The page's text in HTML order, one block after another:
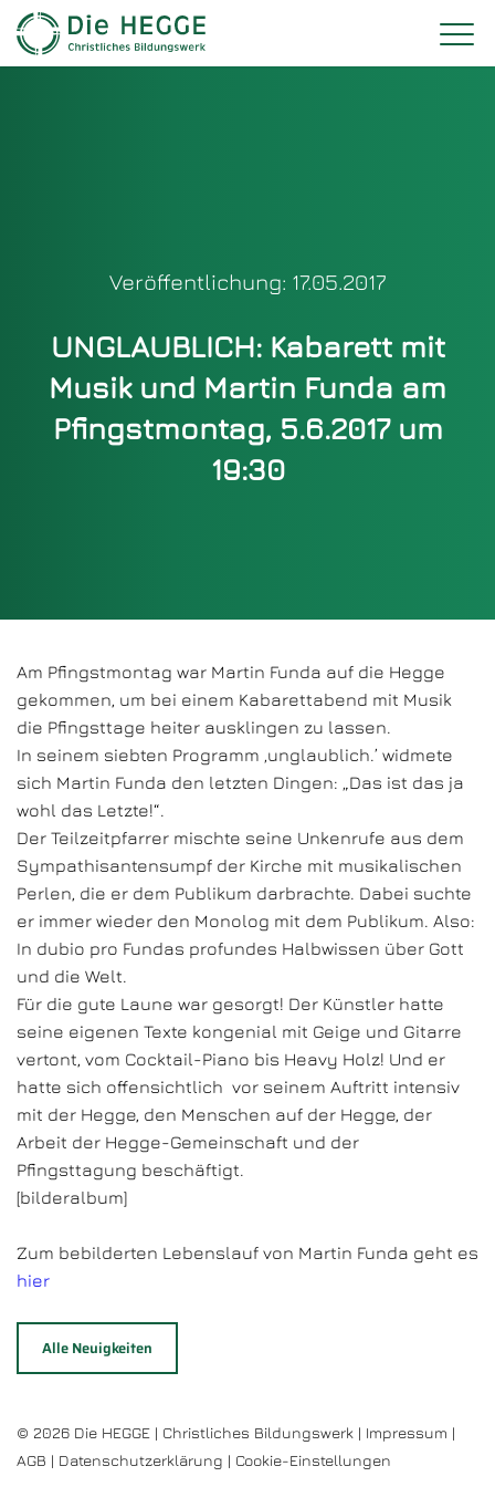
Veröffentlichung: 17.05.2017
UNGLAUBLICH: Kabarett mit
Musik und Martin Funda am
Pfingstmontag, 5.6.2017 um
19:30
Am Pfingstmontag war Martin Funda auf die Hegge
gekommen, um bei einem Kabarettabend mit Musik
die Pfingsttage heiter ausklingen zu lassen.
In seinem siebten Programm ‚unglaublich.’ widmete
sich Martin Funda den letzten Dingen: „Das ist das ja
wohl das Letzte!“.
Der Teilzeitpfarrer mischte seine Unkenrufe aus dem
Sympathisantensumpf der Kirche mit musikalischen
Perlen, die er dem Publikum darbrachte. Dabei suchte
er immer wieder den Monolog mit dem Publikum. Also:
In dubio pro Fundas profundes Halbwissen über Gott
und die Welt.
Für die gute Laune war gesorgt! Der Künstler hatte
seine eigenen Texte kongenial mit Geige und Gitarre
vertont, vom Cocktail-Piano bis Heavy Holz! Und er
hatte sich offensichtlich vor seinem Auftritt intensiv
mit der Hegge, den Menschen auf der Hegge, der
Arbeit der Hegge-Gemeinschaft und der
Pfingsttagung beschäftigt.
[bilderalbum]
Zum bebilderten Lebenslauf von Martin Funda geht es
hier
Alle Neuigkeiten
© 2026 Die HEGGE | Christliches Bildungswerk | Impressum |
AGB | Datenschutzerklärung | Cookie-Einstellungen